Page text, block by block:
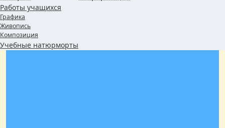
Работы учащихся
Графика
Живопись
Композиция
Учебные натюрморты